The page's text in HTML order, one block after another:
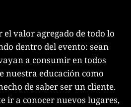
valor agregado de todo lo
dentro del evento: sean
a consumir en todos
nuestra educación como
de saber ser un cliente.
ir a conocer nuevos lugares,